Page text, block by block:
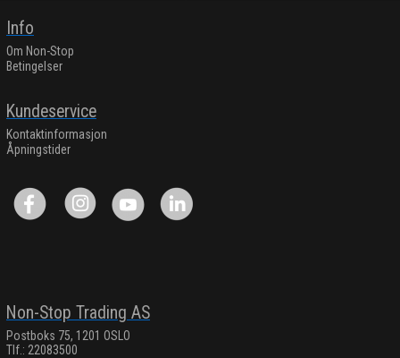
Info
Om Non-Stop
Betingelser
Kundeservice
Kontaktinformasjon
Åpningstider
Non-Stop Trading AS
Postboks 75, 1201 OSLO
Tlf.: 22083500